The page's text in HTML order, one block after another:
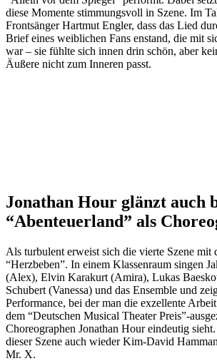
diese Momente stimmungsvoll in Szene. Im
Frontsänger Hartmut Engler, dass das Lied
Brief eines weiblichen Fans enstand, die mit
war – sie fühlte sich innen drin schön, aber
Äußere nicht zum Inneren passt.
Jonathan Hour glänzt auch
“Abenteuerland” als
Als turbulent erweist sich die vierte Szene mit
“Herzbeben”. In einem Klassenraum singen
(Alex), Elvin Karakurt (Amira), Lukas
Schubert (Vanessa) und das Ensemble und
Performance, bei der man die exzellente
dem “Deutschen Musical Theater Preis”-
Choreographen Jonathan Hour eindeutig
dieser Szene auch wieder Kim-David
Mr. X.